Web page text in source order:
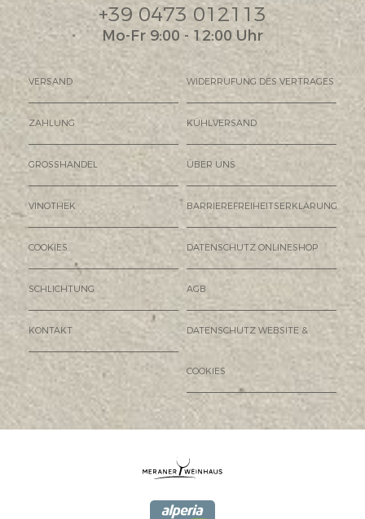
+39 0473 012113
Mo-Fr 9:00 - 12:00 Uhr
VERSAND WIDERRUFUNG DES VERTRAGES
ZAHLUNG KÜHLVERSAND
GROSSHANDEL ÜBER UNS
VINOTHEK BARRIEREFREIHEITSERKLÄRUNG
COOKIES DATENSCHUTZ ONLINESHOP
SCHLICHTUNG AGB
KONTAKT DATENSCHUTZ WEBSITE &
COOKIES